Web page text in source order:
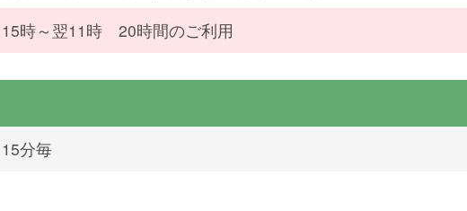
15時～翌11時 20時間のご利用
15分毎